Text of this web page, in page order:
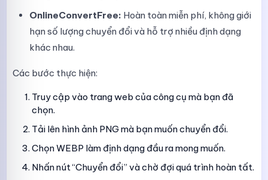
OnlineConvertFree: Hoàn toàn miễn phí, không giới
hạn số lượng chuyển đổi và hỗ trợ nhiều định dạng
khác nhau.
Các bước thực hiện:
Truy cập vào trang web của công cụ mà bạn đã
chọn.
Tải lên hình ảnh PNG mà bạn muốn chuyển đổi.
Chọn WEBP làm định dạng đầu ra mong muốn.
Nhấn nút “Chuyển đổi” và chờ đợi quá trình hoàn tất.